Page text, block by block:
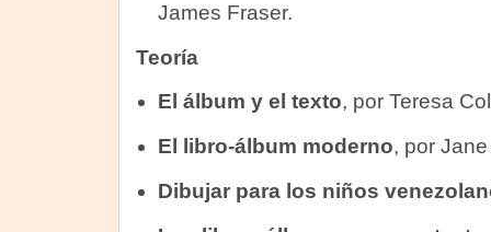
James Fraser.
Teoría
El álbum y el texto, por Teresa
El libro-álbum moderno, por
Dibujar para los niños